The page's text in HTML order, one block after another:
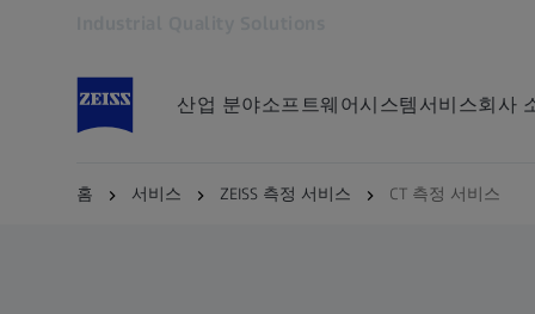
산업 분야소프트웨어시스템 서비스회사
홈 서비스 ZEISS 측정 서비스 CT 측정 서비스